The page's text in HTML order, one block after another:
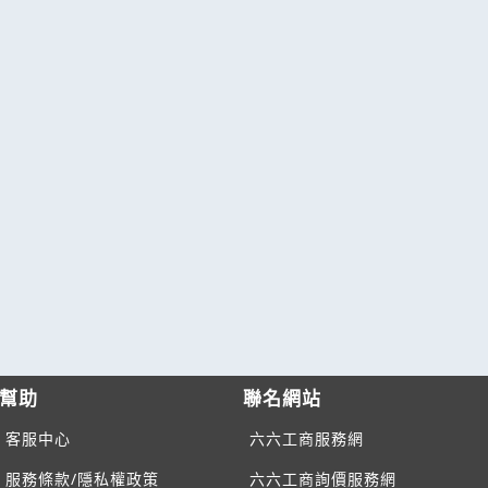
幫助
客服中心
服務條款/隱私權政策
聯名網站
六六工商服務網
六六工商詢價服務網